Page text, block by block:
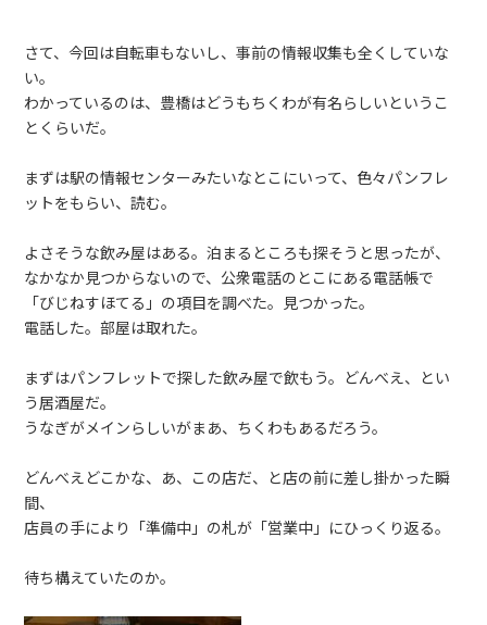
さて、今回は自転車もないし、事前の情報収集も全くしていな
い。
わかっているのは、豊橋はどうもちくわが有名らしいというこ
とくらいだ。
まずは駅の情報センターみたいなとこにいって、色々パンフレ
ットをもらい、読む。
よさそうな飲み屋はある。泊まるところも探そうと思ったが、
なかなか見つからないので、公衆電話のとこにある電話帳で
「びじねすほてる」の項目を調べた。見つかった。
電話した。部屋は取れた。
まずはパンフレットで探した飲み屋で飲もう。どんべえ、とい
う居酒屋だ。
うなぎがメインらしいがまあ、ちくわもあるだろう。
どんべえどこかな、あ、この店だ、と店の前に差し掛かった瞬
間、
店員の手により「準備中」の札が「営業中」にひっくり返る。
待ち構えていたのか。